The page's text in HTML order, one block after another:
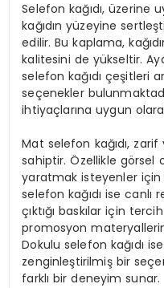
Selefon kağıdı, üzerine
kağıdın yüzeyine
edilir. Bu kaplama,
kalitesini de yükseltir.
selefon kağıdı çeşitleri
seçenekler
ihtiyaçlarına uygun
Mat selefon kağıdı,
sahiptir. Özellikle görsel
yaratmak isteyenler için
selefon kağıdı ise canlı
çıktığı baskılar için
promosyon
Dokulu selefon kağıdı
zenginleştirilmiş bir
farklı bir deneyim sunar.